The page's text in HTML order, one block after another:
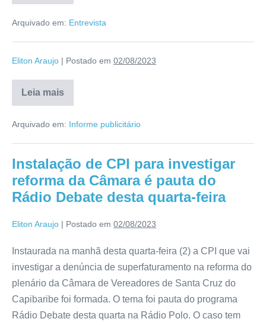
Arquivado em: Entrevista
Eliton Araujo | Postado em 02/08/2023
Leia mais
Arquivado em: Informe publicitário
Instalação de CPI para investigar
reforma da Câmara é pauta do
Rádio Debate desta quarta-feira
Eliton Araujo | Postado em 02/08/2023
Instaurada na manhã desta quarta-feira (2) a CPI que vai
investigar a denúncia de superfaturamento na reforma do
plenário da Câmara de Vereadores de Santa Cruz do
Capibaribe foi formada. O tema foi pauta do programa
Rádio Debate desta quarta na Rádio Polo. O caso tem